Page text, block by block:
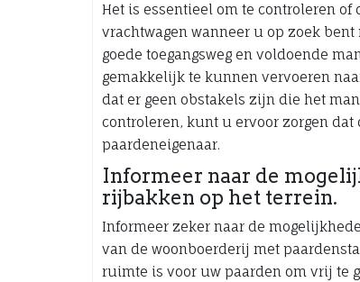
Het is essentieel om te controleren
vrachtwagen wanneer u op zoek
goede toegangsweg en voldoende
gemakkelijk te kunnen vervoeren
dat er geen obstakels zijn die het
controleren, kunt u ervoor zorgen
paardeneigenaar.
Informeer naar de
rijbakken op het terrein.
Informeer zeker naar de
van de woonboerderij met
ruimte is voor uw paarden om vrij te